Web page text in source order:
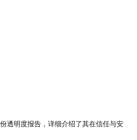
透明度报告，详细介绍了其在信任与安